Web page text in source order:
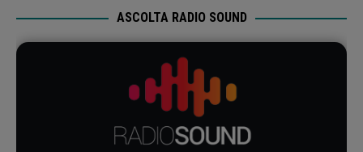
ASCOLTA RADIO SOUND